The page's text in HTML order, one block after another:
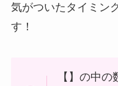
気がついたタイミン
す！
【】の中